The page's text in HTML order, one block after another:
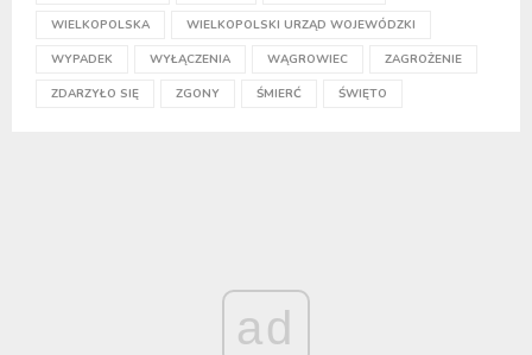
WIELKOPOLSKA WIELKOPOLSKI URZĄD WOJEWÓDZKI
WYPADEK WYŁĄCZENIA WĄGROWIEC ZAGROŻENIE
ZDARZYŁO SIĘ ZGONY ŚMIERĆ ŚWIĘTO
ad